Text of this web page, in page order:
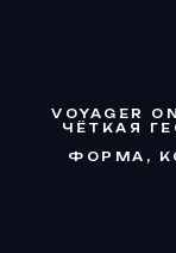
VOYAGER
ЧЁТКАЯ
ФОРМА,